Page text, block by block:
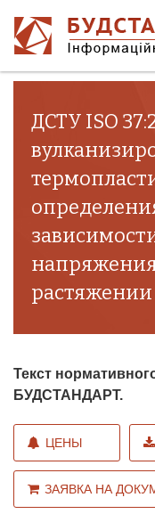
ДСТУ ISO
растяжении
Текст
БУДСТАНДАРТ.
ЦЕНЫ
ЗАЯВКА НА